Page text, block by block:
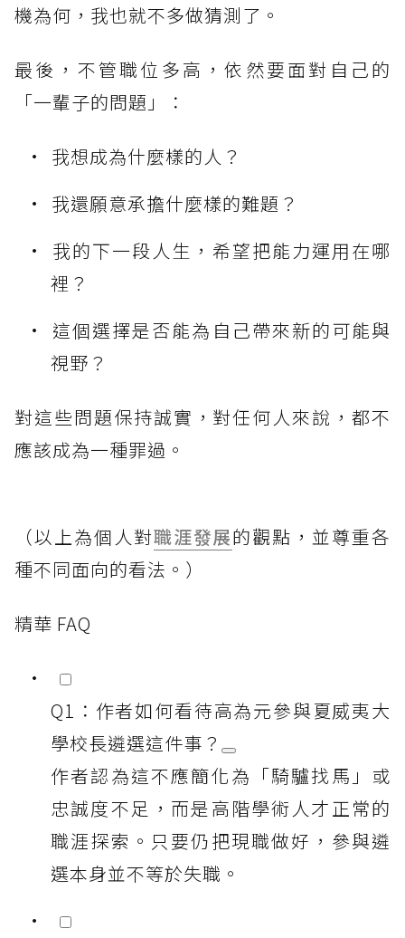
機為何，我也就不多做猜測了。
最後，不管職位多高，依然要面對自己的
「一輩子的問題」：
我想成為什麼樣的人？
我還願意承擔什麼樣的難題？
我的下一段人生，希望把能力運用在哪
裡？
這個選擇是否能為自己帶來新的可能與
視野？
對這些問題保持誠實，對任何人來說，都不
應該成為一種罪過。
（以上為個人對職涯發展的觀點，並尊重各
種不同面向的看法。）
精華 FAQ
Q1：作者如何看待高為元參與夏威夷大
學校長遴選這件事？
作者認為這不應簡化為「騎驢找馬」或
忠誠度不足，而是高階學術人才正常的
職涯探索。只要仍把現職做好，參與遴
選本身並不等於失職。